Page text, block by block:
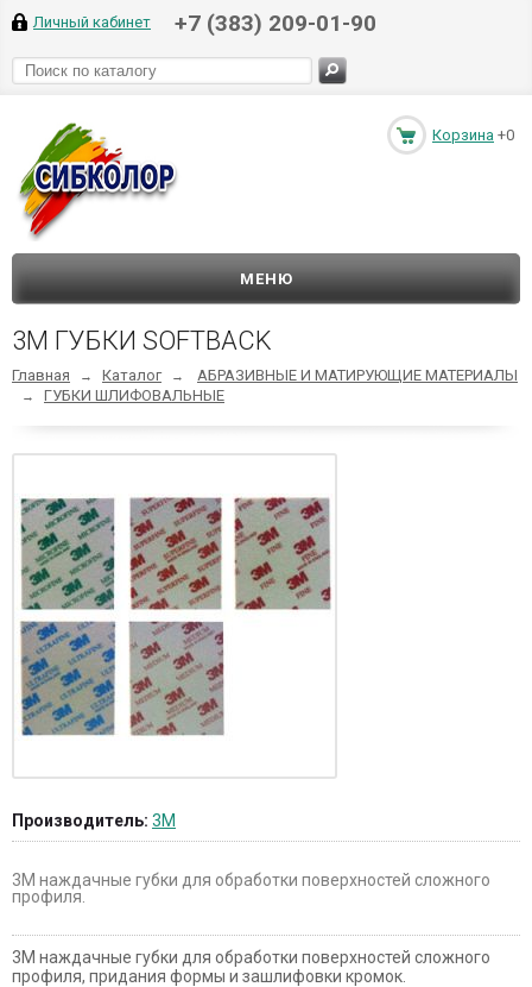
Личный кабинет +7 (383) 209-01-90
Корзина +0
МЕНЮ
3М ГУБКИ SOFTBACK
Главная → Каталог → АБРАЗИВНЫЕ И МАТИРУЮЩИЕ МАТЕРИАЛЫ
→ ГУБКИ ШЛИФОВАЛЬНЫЕ
Производитель: 3M
3M наждачные губки для обработки поверхностей сложного
профиля.
3M наждачные губки для обработки поверхностей сложного
профиля, придания формы и зашлифовки кромок.